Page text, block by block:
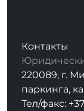
Контакты
220089, г.
паркинга,
Тел/факс: